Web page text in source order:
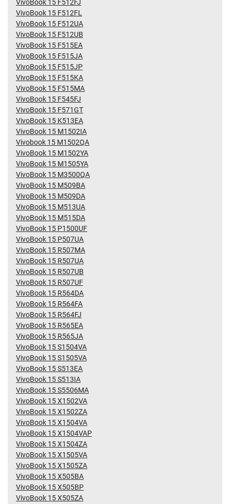
VivoBook 15 F512FJ
VivoBook 15 F512FL
VivoBook 15 F512UA
VivoBook 15 F512UB
VivoBook 15 F515EA
VivoBook 15 F515JA
VivoBook 15 F515JP
VivoBook 15 F515KA
VivoBook 15 F515MA
VivoBook 15 F545FJ
VivoBook 15 F571GT
VivoBook 15 K513EA
VivoBook 15 M1502IA
Vivobook 15 M1502QA
VivoBook 15 M1502YA
VivoBook 15 M1505YA
VivoBook 15 M3500QA
VivoBook 15 M509BA
VivoBook 15 M509DA
VivoBook 15 M513UA
VivoBook 15 M515DA
VivoBook 15 P1500UF
VivoBook 15 P507UA
VivoBook 15 R507MA
VivoBook 15 R507UA
VivoBook 15 R507UB
VivoBook 15 R507UF
VivoBook 15 R564DA
VivoBook 15 R564FA
VivoBook 15 R564FJ
VivoBook 15 R565EA
VivoBook 15 R565JA
VivoBook 15 S1504VA
VivoBook 15 S1505VA
VivoBook 15 S513EA
VivoBook 15 S513IA
VivoBook 15 S5506MA
VivoBook 15 X1502VA
VivoBook 15 X1502ZA
VivoBook 15 X1504VA
VivoBook 15 X1504VAP
VivoBook 15 X1504ZA
VivoBook 15 X1505VA
VivoBook 15 X1505ZA
VivoBook 15 X505BA
VivoBook 15 X505BP
VivoBook 15 X505ZA